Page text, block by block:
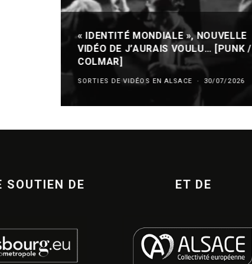
« IDENTITÉ MONDIALE », NOUVELLE
VIDÉO DE J’AURAIS VOULU… [PUNK /
COLMAR]
SORTIES DE VIDÉOS EN ALSACE · 30/07/2026
SOUTIEN DE ET DE